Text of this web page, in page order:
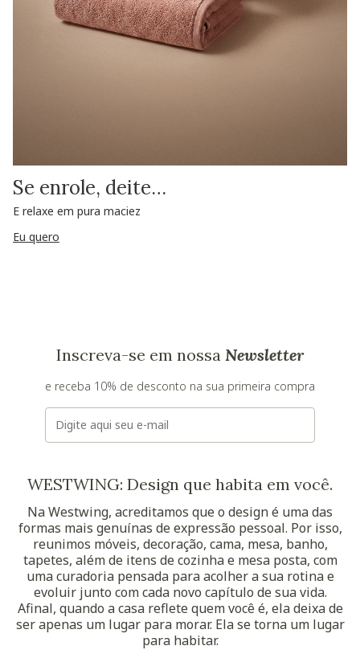
Se enrole, deite…
E relaxe em pura maciez
Eu quero
Inscreva-se em nossa Newsletter
e receba 10% de desconto na sua primeira compra
E-mail
WESTWING: Design que habita em você.
Na Westwing, acreditamos que o design é uma das
formas mais genuínas de expressão pessoal. Por isso,
reunimos móveis, decoração, cama, mesa, banho,
tapetes, além de itens de cozinha e mesa posta, com
uma curadoria pensada para acolher a sua rotina e
evoluir junto com cada novo capítulo de sua vida.
Afinal, quando a casa reflete quem você é, ela deixa de
ser apenas um lugar para morar. Ela se torna um lugar
para habitar.